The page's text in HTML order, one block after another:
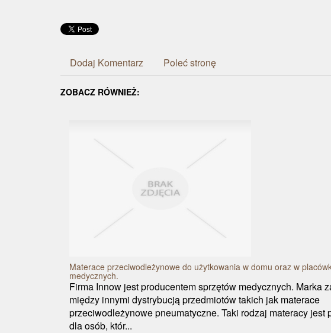
Dodaj Komentarz Poleć stronę
ZOBACZ RÓWNIEŻ:
Materace przeciwodleżynowe do użytkowania w domu oraz w
medycznych.
Firma Innow jest producentem sprzętów medycznych. Marka
między innymi dystrybucją przedmiotów takich jak materace
przeciwodleżynowe pneumatyczne. Taki rodzaj materacy jest
dla osób, któr...